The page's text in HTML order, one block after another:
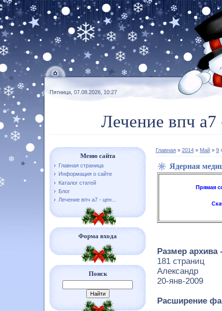
Пятница, 07.08.2026, 10:27
Лечение впч
Меню сайта
Главная страница
Информация о сайте
Каталог статей
Блог
Лечение впч а7 - цен...
Форма входа
Поиск
Главная » 2014 » Май » 9
Ядерная
Прямая
Размер архива
181 страниц
Александр
20-янв-2009
Расширение